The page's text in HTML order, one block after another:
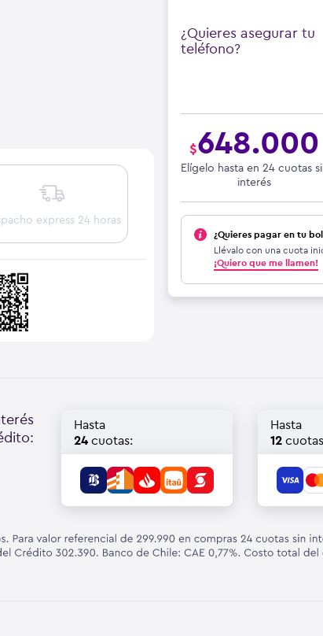
express 24 horas
¿Quieres asegurar tu
teléfono?
$648.000
Elígelo hasta en 24 cuotas
interés
¿Quieres pagar en tu
Llévalo con una cuota
¡Quiero que me llamen!
Hasta
24 cuotas:
Hasta
12